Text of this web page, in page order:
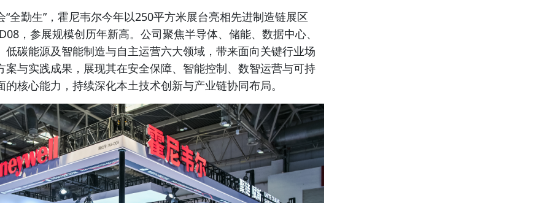
“全勤生”，霍尼韦尔今年以250平方米展台亮相先进制造链展区
，参展规模创历年新高。公司聚焦半导体、储能、数据中心、
低碳能源及智能制造与自主运营六大领域，带来面向关键行业场
案与实践成果，展现其在安全保障、智能控制、数智运营与可持
的核心能力，持续深化本土技术创新与产业链协同布局。